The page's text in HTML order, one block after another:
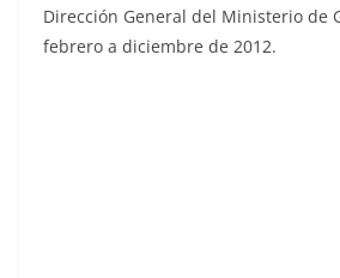
Dirección General del Ministerio de
febrero a diciembre de 2012.